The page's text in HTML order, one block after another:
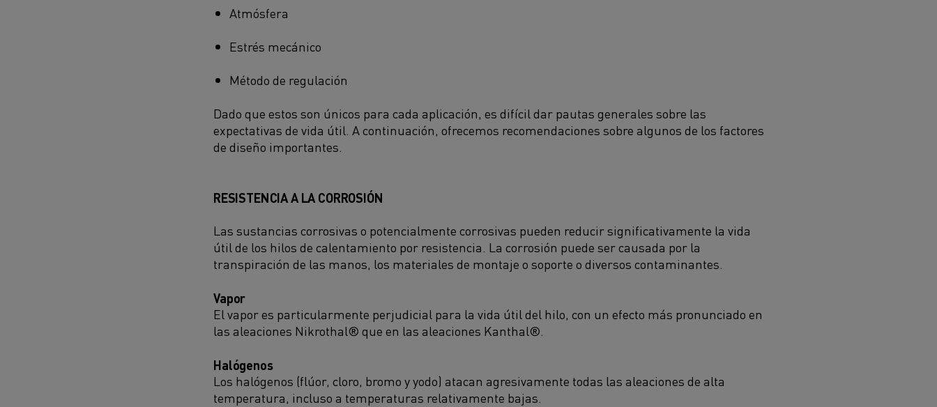
Atmósfera
Estrés mecánico
Método de regulación
Dado que estos son únicos para cada aplicación, es difícil dar pautas generales sobre las
expectativas de vida útil. A continuación, ofrecemos recomendaciones sobre algunos de los factores
de diseño importantes.
RESISTENCIA A LA CORROSIÓN
Las sustancias corrosivas o potencialmente corrosivas pueden reducir significativamente la vida
útil de los hilos de calentamiento por resistencia. La corrosión puede ser causada por la
transpiración de las manos, los materiales de montaje o soporte o diversos contaminantes.
Vapor
El vapor es particularmente perjudicial para la vida útil del hilo, con un efecto más pronunciado en
las aleaciones Nikrothal® que en las aleaciones Kanthal®.
Halógenos
Los halógenos (flúor, cloro, bromo y yodo) atacan agresivamente todas las aleaciones de alta
temperatura, incluso a temperaturas relativamente bajas.